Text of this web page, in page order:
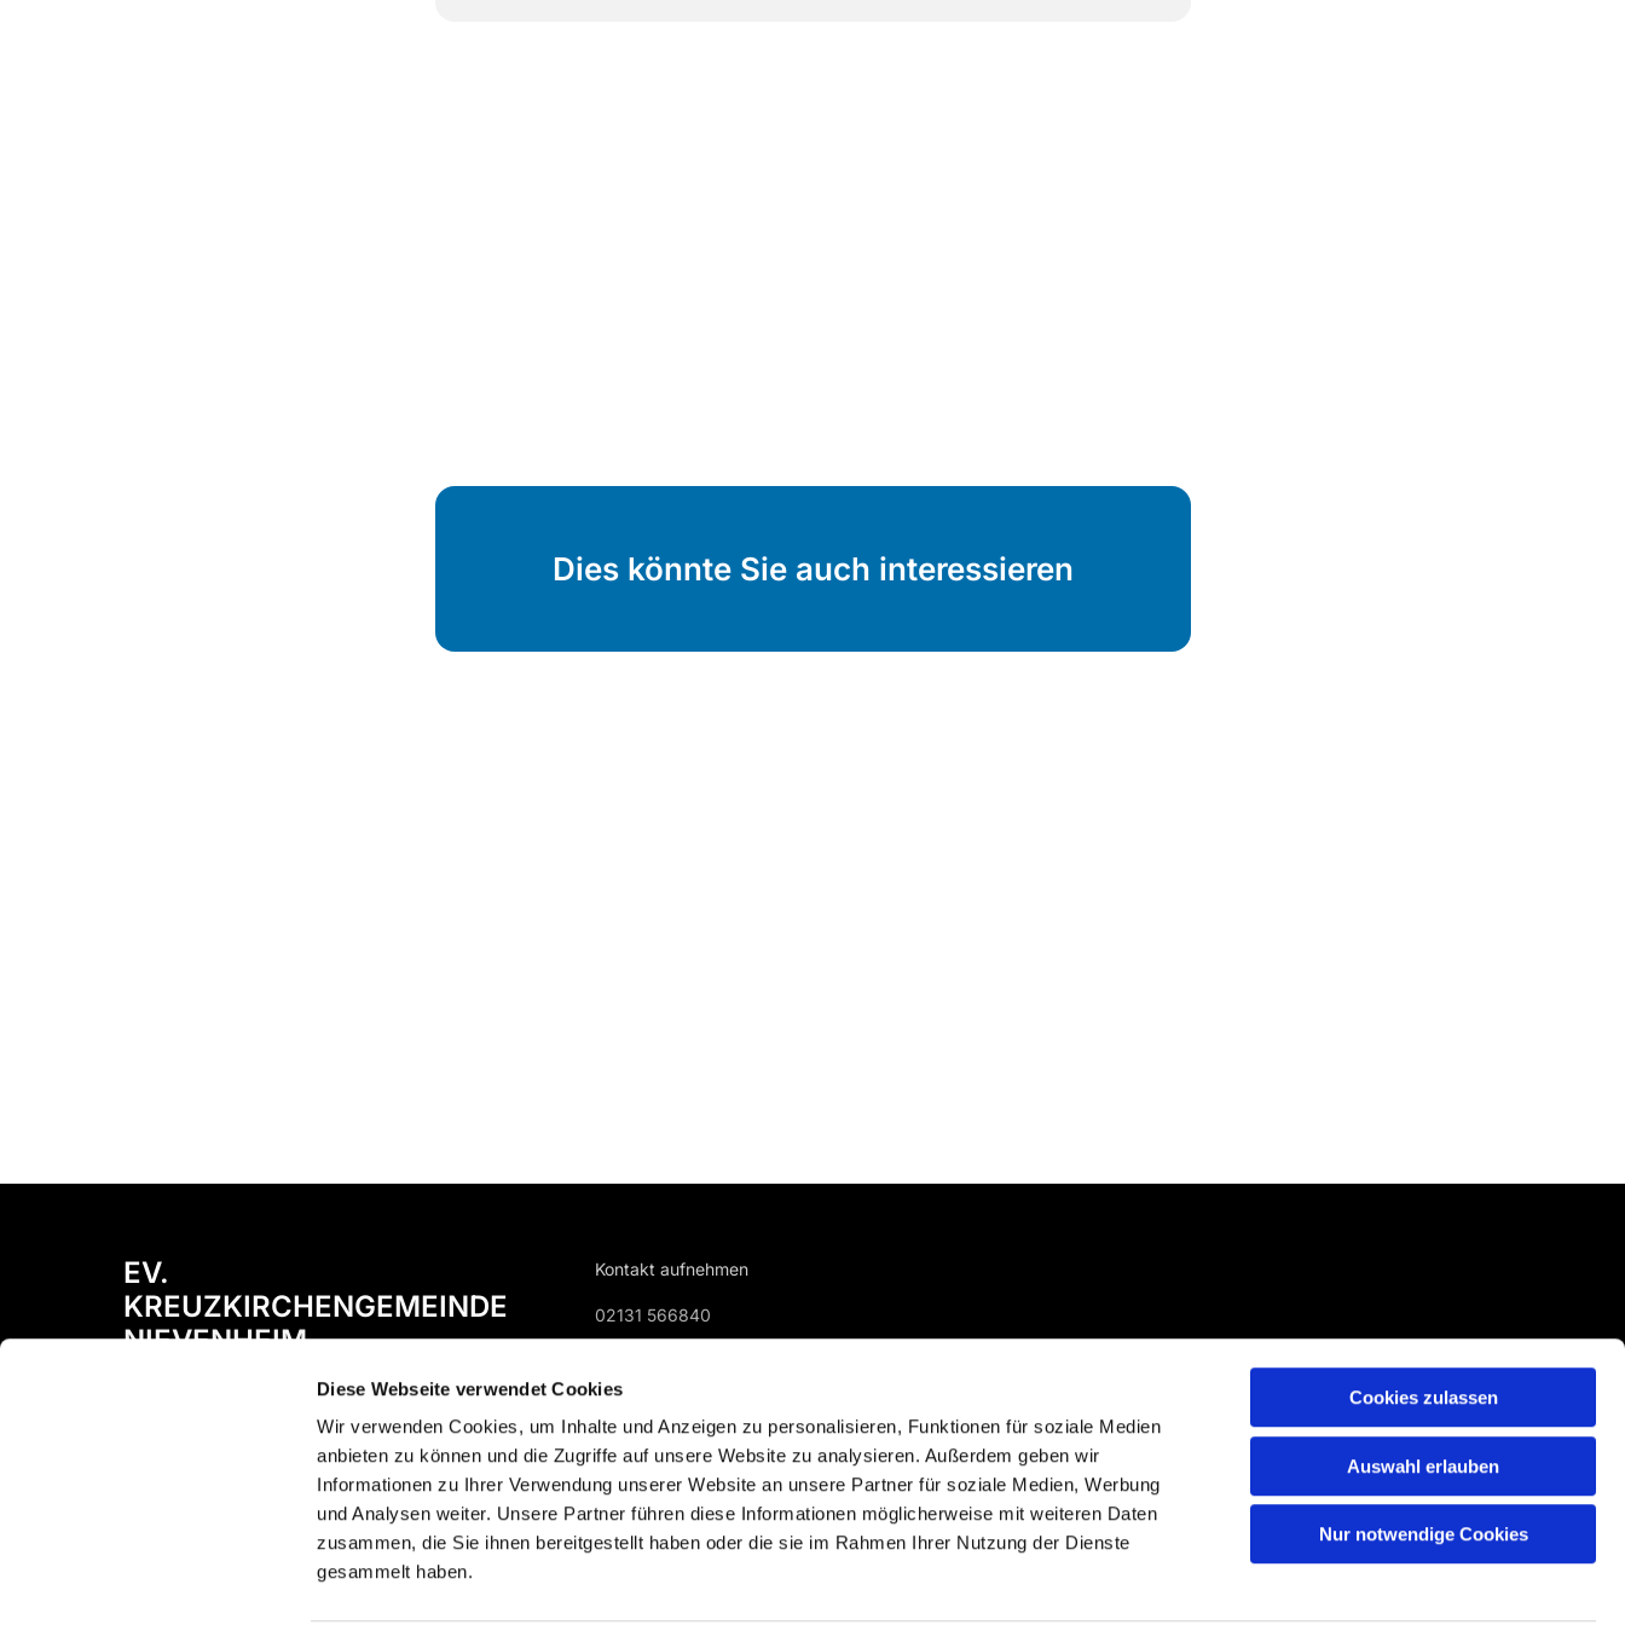
Diese Webseite verwendet Cookies
Wir verwenden Cookies, um Inhalte und Anzeigen zu personalisieren, Funktionen für soziale Medien
anbieten zu können und die Zugriffe auf unsere Website zu analysieren. Außerdem geben wir
Informationen zu Ihrer Verwendung unserer Website an unsere Partner für soziale Medien, Werbung
und Analysen weiter. Unsere Partner führen diese Informationen möglicherweise mit weiteren Daten
zusammen, die Sie ihnen bereitgestellt haben oder die sie im Rahmen Ihrer Nutzung der Dienste
gesammelt haben.
Cookies zulassen
Auswahl erlauben
Nur notwendige Cookies
Dies könnte Sie auch interessieren
EV.
KREUZKIRCHENGEMEINDE
NIEVENHEIM
Kontakt aufnehmen
02131 566840
Impressum Datenschutzerklärung ChurchDesk-Login